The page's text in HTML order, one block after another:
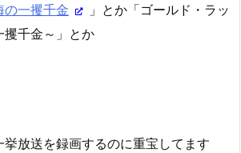
の一攫千金
」とか「ゴールド・ラッ
攫千金～」とか
放送を録画するのに重宝してます